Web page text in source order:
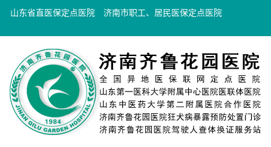
山东省直医保定点医院 济南市职工、居民医保定点医院